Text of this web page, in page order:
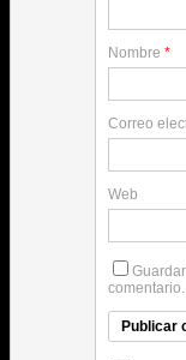
Nombre *
Correo
Web
comentario.